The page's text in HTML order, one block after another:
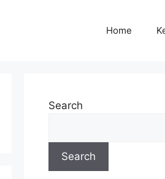
Home
Search
Search